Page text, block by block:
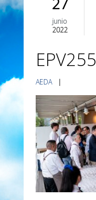
junio
2022
EPV255
AEDA |